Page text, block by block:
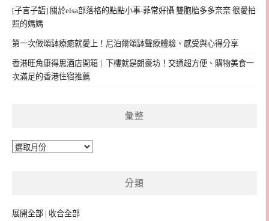
[子言子語] 關於elsa部落格的點點小事-菲常好攝 雙胞胎多多奈奈 很愛拍
照的媽媽
第一次做頌缽療癒就愛上！尼泊爾頌缽聲療體驗、感受與心得分享
香港旺角康得思酒店開箱｜下樓就是朗豪坊！交通超方便、購物美食一
次滿足的香港住宿推薦
彙整
彙
分類
展開全部 | 收合全部